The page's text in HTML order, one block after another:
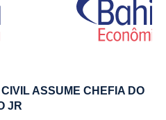
ASSUME CHEFIA DO
JR